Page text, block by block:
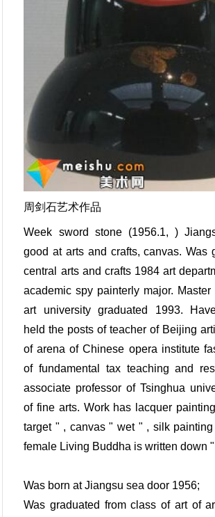
周剑石艺术作品
Week sword stone (1956.1, )
good at arts and crafts, canvas. Was
central arts and crafts 1984 art
academic spy painterly major. Master
art university graduated 1993.
held the posts of teacher of Beijing
of arena of Chinese opera institute
of fundamental tax teaching and
associate professor of Tsinghua
of fine arts. Work has lacquer
target " , canvas " wet " , silk
female Living Buddha is written down
Was born at Jiangsu sea door 1956;
Was graduated from class of art of